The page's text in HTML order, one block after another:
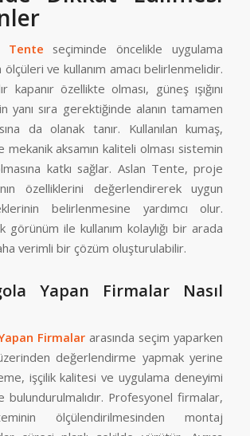
Tente seçiminde öncelikle uygulama
ölçüleri ve kullanım amacı belirlenmelidir.
kapanır özellikte olması, güneş ışığını
yanı sıra gerektiğinde alanın tamamen
da olanak tanır. Kullanılan kumaş,
mekanik aksamın kaliteli olması sistemin
katkı sağlar. Aslan Tente, proje
özelliklerini değerlendirerek uygun
belirlenmesine yardımcı olur.
görünüm ile kullanım kolaylığı bir arada
verimli bir çözüm oluşturulabilir.
Yapan Firmalar Nasıl
Firmalar arasında seçim yaparken
değerlendirme yapmak yerine
işçilik kalitesi ve uygulama deneyimi
bulundurulmalıdır. Profesyonel firmalar,
ölçülendirilmesinden montaj